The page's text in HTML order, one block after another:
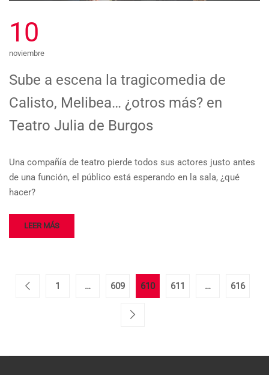
10
noviembre
Sube a escena la tragicomedia de
Calisto, Melibea… ¿otros más? en
Teatro Julia de Burgos
Una compañía de teatro pierde todos sus actores justo antes
de una función, el público está esperando en la sala, ¿qué
hacer?
LEER MÁS
1 … 609 610 611 … 616